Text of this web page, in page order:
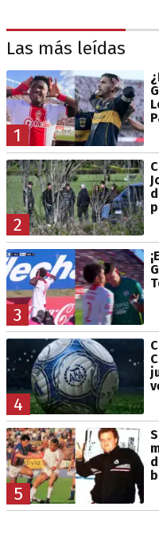
Las más leídas
1
2
3
4
5